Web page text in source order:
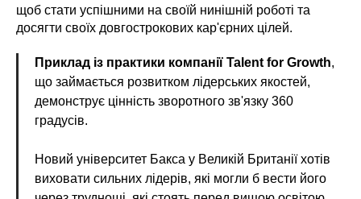
щоб стати успішними на своїй нинішній роботі та
досягти своїх довгострокових кар'єрних цілей.
Приклад із практики компанії Talent for Growth,
що займається розвитком лідерських якостей,
демонструє цінність зворотного зв'язку 360
градусів.
Новий університет Бакса у Великій Британії хотів
виховати сильних лідерів, які могли б вести його